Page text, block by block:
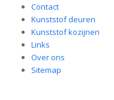
Contact
Kunststof deuren
Kunststof kozijnen
Links
Over ons
Sitemap